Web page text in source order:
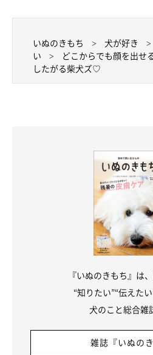
いぬのきもち 犬が好き
い
どこからでも顔を出
したがる柴犬ズ♡
『いぬのきもち』は
“知りたい”“伝えた
犬のこと総合雑
雑誌『いぬのき